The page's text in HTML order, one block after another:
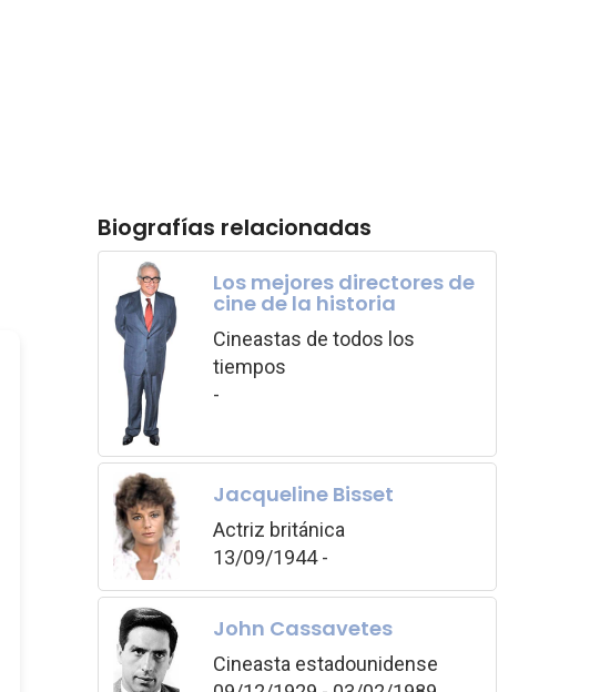
Biografías relacionadas
Los mejores directores de
cine de la historia
Cineastas de todos los
tiempos
-
Jacqueline Bisset
Actriz británica
13/09/1944 -
John Cassavetes
Cineasta estadounidense